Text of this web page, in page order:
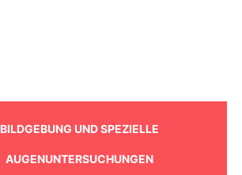
BILDGEBUNG UND SPEZIELLE
AUGENUNTERSUCHUNGEN